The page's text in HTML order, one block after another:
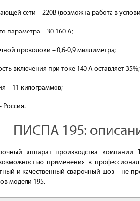
сети – 220В (возможна работа в
параметра – 30-160 А;
проволоки – 0,6-0,9 миллиметра;
включения при токе 140 А оставляет 35%;
– 11 килограммов;
Россия.
ПИСПА 195:
аппарат производства
применения в
и качественный сварочный шов – не
модели 195.